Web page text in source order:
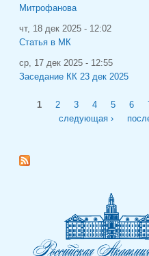
Митрофанова
чт, 18 дек 2025 - 12:02
Статья в МК
ср, 17 дек 2025 - 12:55
Заседание КК 23 дек 2025
Страницы
1 2 3 4 5 6
следующая ›